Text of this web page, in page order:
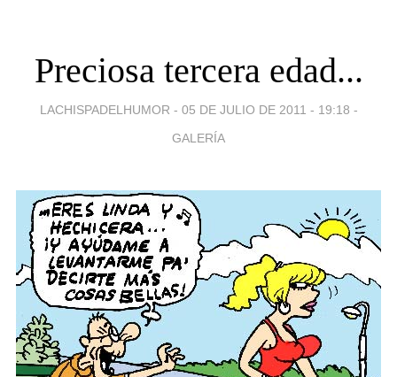
Preciosa tercera edad...
LACHISPADELHUMOR - 05 DE JULIO DE 2011 - 19:18 -
GALERÍA